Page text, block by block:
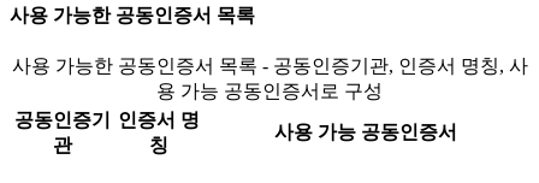
사용 가능한 공동인증서 목록
사용 가능한 공동인증서 목록 - 공동인증기관, 인증서 명칭, 사
용 가능 공동인증서로 구성
공동인증기
관
인증서 명
칭
사용 가능 공동인증서